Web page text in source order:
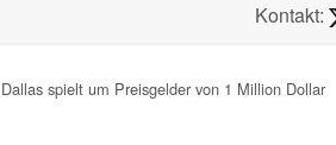
Kontakt:
spielt um Preisgelder von 1 Million Dollar